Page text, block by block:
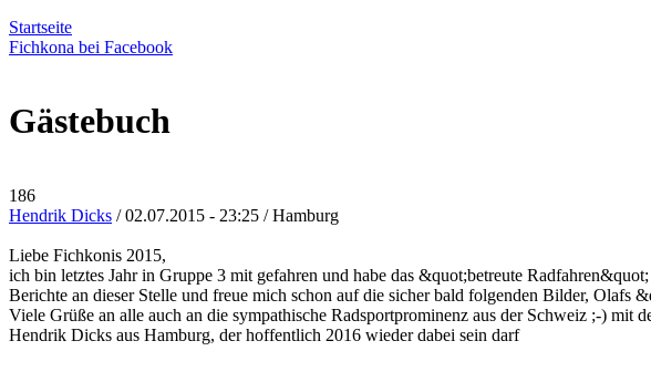
Startseite
Fichkona bei Facebook
Gästebuch
186
Hendrik Dicks / 02.07.2015 - 23:25 / Hamburg
Liebe Fichkonis 2015,
ich bin letztes Jahr in Gruppe 3 mit gefahren und habe das &quot;betreute
Berichte an dieser Stelle und freue mich schon auf die sicher bald folgenden Bilder,
Viele Grüße an alle auch an die sympathische Radsportprominenz aus der Schweiz ;-)
Hendrik Dicks aus Hamburg, der hoffentlich 2016 wieder dabei sein darf